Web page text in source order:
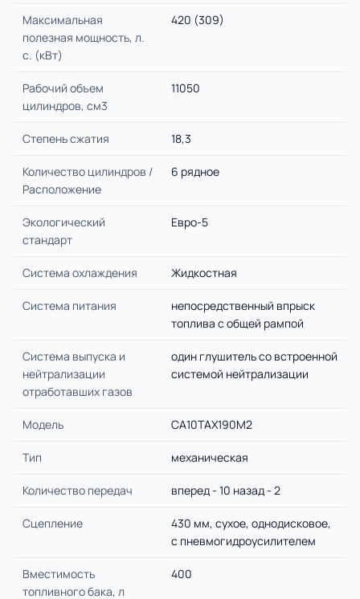
Максимальная
полезная мощность, л.
с. (кВт)
420 (309)
Рабочий объем
цилиндров, см3
11050
Степень сжатия 18,3
Количество цилиндров /
Расположение
6 рядное
Экологический
стандарт
Евро-5
Система охлаждения Жидкостная
Система питания
непосредственный впрыск
топлива с общей рампой
Система выпуска и
нейтрализации
отработавших газов
один глушитель со встроенной
системой нейтрализации
Модель CA10TAX190M2
Тип механическая
Количество передач вперед - 10 назад - 2
Сцепление
430 мм, сухое, однодисковое,
с пневмогидроусилителем
Вместимость
топливного бака, л
400